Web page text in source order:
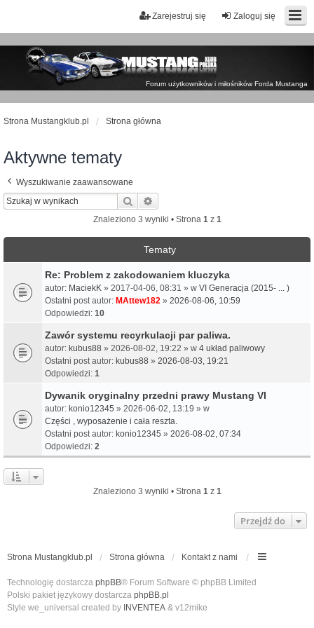
Zaloguj się
Zarejestruj się
Forum użytkowników i miłośników Forda Mustanga
Strona Mustangklub.pl Strona główna
Aktywne tematy
Wyszukiwanie zaawansowane
Szukaj
Znaleziono 3 wyniki • Strona 1z 1
Tematy
Re: Problem z zakodowaniem kluczyka
autor: MaciekK » 2017-04-06, 08:31 » w VI Generacja (2015- ... )
Ostatni post autor: MAttew182 » 2026-08-06, 10:59
Odpowiedzi: 10
Zawór systemu recyrkulacji par paliwa.
autor: kubus88 » 2026-08-02, 19:22 » w 4 układ paliwowy
Ostatni post autor: kubus88 » 2026-08-03, 19:21
Odpowiedzi: 1
Dywanik oryginalny przedni prawy Mustang VI
autor: konio12345 » 2026-06-02, 13:19 » w
Części , wyposażenie i cała reszta.
Ostatni post autor: konio12345 » 2026-08-02, 07:34
Odpowiedzi: 2
Znaleziono 3 wyniki • Strona 1z 1
Przejdź do
Strona Mustangklub.pl Strona główna Kontakt z nami
Technologię dostarcza phpBB® Forum Software © phpBB Limited
Polski pakiet językowy dostarcza phpBB.pl
Style we_universal created by INVENTEA & v12mike